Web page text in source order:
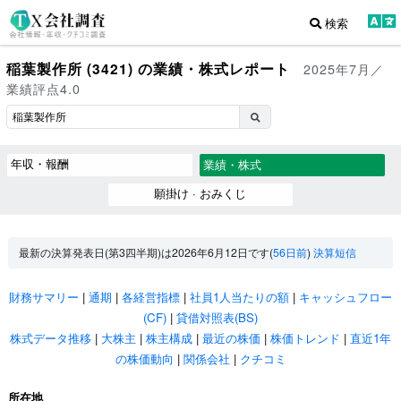
検索
稲葉製作所 (3421) の業績・株式レポート
2025年7月／
業績評点4.0
年収・報酬
業績・株式
願掛け · おみくじ
最新の決算発表日(第3四半期)は2026年6月12日です(56日前)決算短信
財務サマリー | 通期 | 各経営指標 | 社員1人当たりの額 | キャッシュフロー
(CF) | 貸借対照表(BS)
株式データ推移 | 大株主 | 株主構成 | 最近の株価 | 株価トレンド | 直近1年
の株価動向 | 関係会社 | クチコミ
所在地